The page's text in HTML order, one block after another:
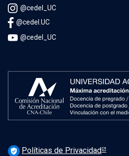
@cedel_UC
@cedel.UC
@cedel_UC
verified_user Políticas de Privacidad